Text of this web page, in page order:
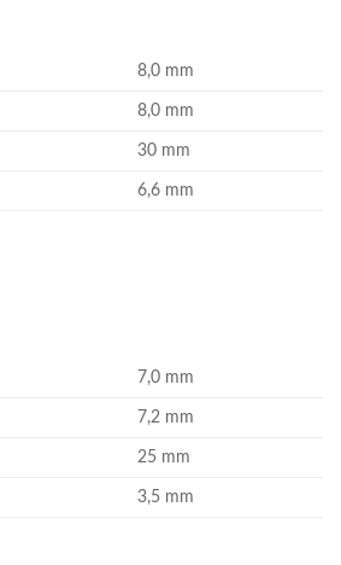
8,0 mm
8,0 mm
30 mm
6,6 mm
7,0 mm
7,2 mm
25 mm
3,5 mm